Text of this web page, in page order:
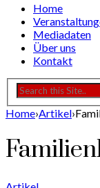
Home
Mediadaten
Über uns
Kontakt
Home›Artikel›